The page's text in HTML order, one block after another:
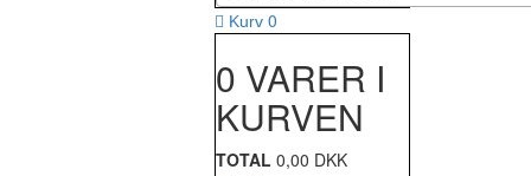
Kurv 0
0 VARER I
KURVEN
TOTAL 0,00 DKK